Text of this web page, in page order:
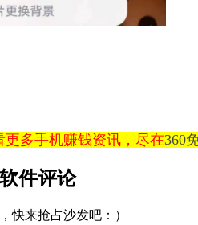
更多手机赚钱资讯，尽在360
件评论
快来抢占沙发吧：）